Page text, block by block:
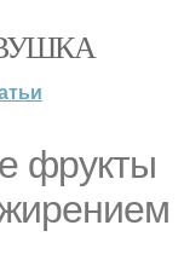
фрукты